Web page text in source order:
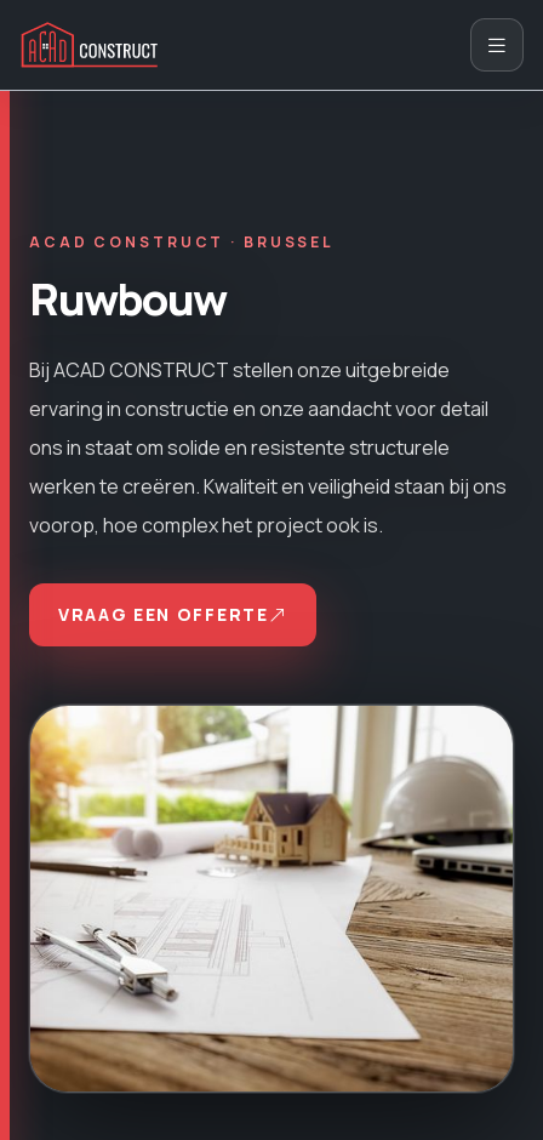
ACAD CONSTRUCT · BRUSSEL
Ruwbouw
Bij ACAD CONSTRUCT stellen onze uitgebreide
ervaring in constructie en onze aandacht voor detail
ons in staat om solide en resistente structurele
werken te creëren. Kwaliteit en veiligheid staan ​​bij ons
voorop, hoe complex het project ook is.
VRAAG EEN OFFERTE